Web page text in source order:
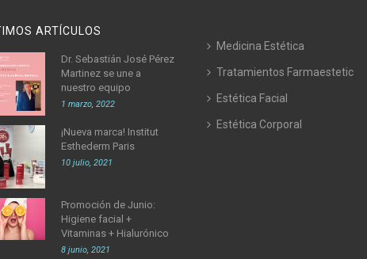
ARTÍCULOS
Dr. Sebastián José Pérez
Martinez se une a
nuestro equipo
1 marzo, 2022
¡Nueva marca! Institut
Esthederm Paris
10 julio, 2021
Promoción de Junio:
Higiene facial +
Vitaminas + Hialurónico
8 junio, 2021
Medicina Estética
Tratamientos Farmaestetic
Estética Facial
Estética Corporal